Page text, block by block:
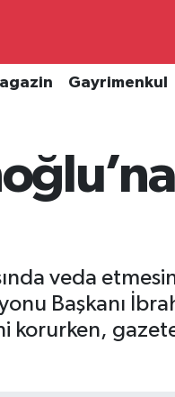
Gayrimenkul
veda
Başkanı
korurken,